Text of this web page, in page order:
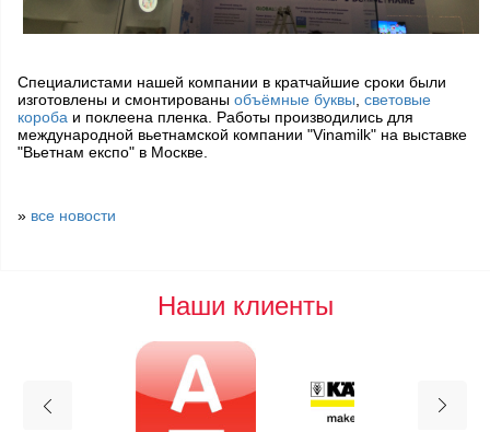
Специалистами нашей компании в кратчайшие сроки были
изготовлены и смонтированы объёмные буквы, световые
короба и поклеена пленка. Работы производились для
международной вьетнамской компании "Vinamilk" на выставке
"Вьетнам експо" в Москве.
» все новости
Наши клиенты